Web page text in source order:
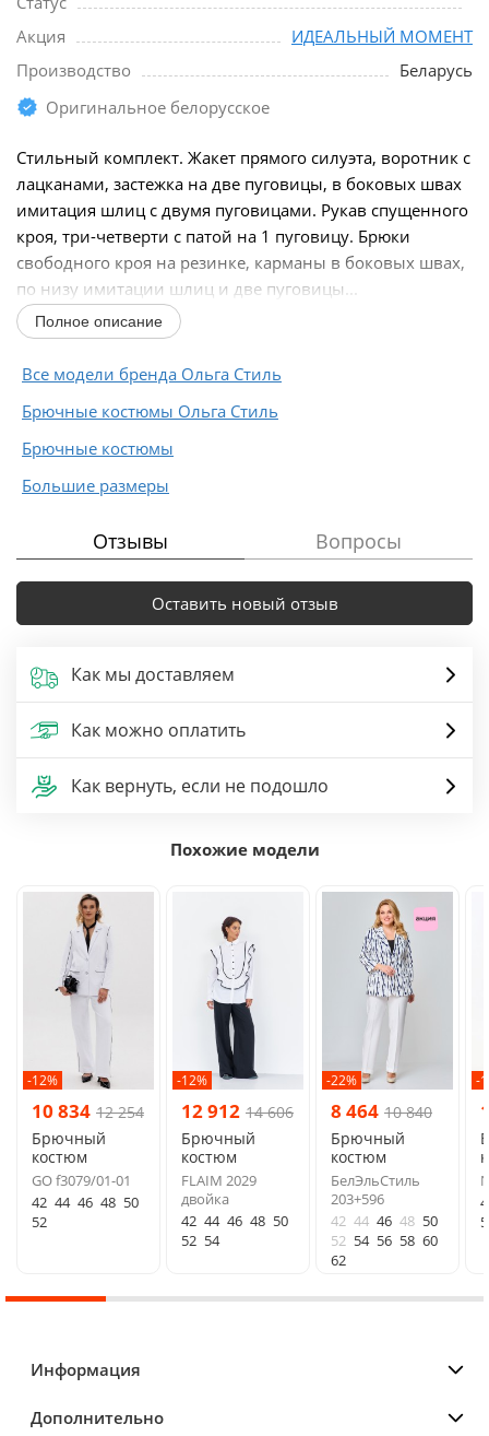
Акция
ИДЕАЛЬНЫЙ МОМЕНТ
Производство
Беларусь
Оригинальное белорусское
Стильный комплект. Жакет прямого силуэта, воротник с
лацканами, застежка на две пуговицы, в боковых швах
имитация шлиц с двумя пуговицами. Рукав спущенного
кроя, три-четверти с патой на 1 пуговицу. Брюки
свободного кроя на резинке, карманы в боковых швах,
по низу имитации шлиц и две пуговицы...
Полное описание
Все модели бренда Ольга Стиль
Брючные костюмы Ольга Стиль
Брючные костюмы
Большие размеры
Отзывы Вопросы
Оставить новый отзыв
Как мы доставляем
Как можно оплатить
Как вернуть, если не подошло
Похожие модели
-12%
10 834 12 254
Брючный
костюм
GO f3079/01-01
42 44 46 48 50
52
-12%
12 912 14 606
Брючный
костюм
FLAIM 2029
двойка
42 44 46 48 50
52 54
-22%
8 464 10 840
Брючный
костюм
БелЭльСтиль
203+596
42 44 46 48 50
52 54 56 58 60
62
-
Информация
Дополнительно